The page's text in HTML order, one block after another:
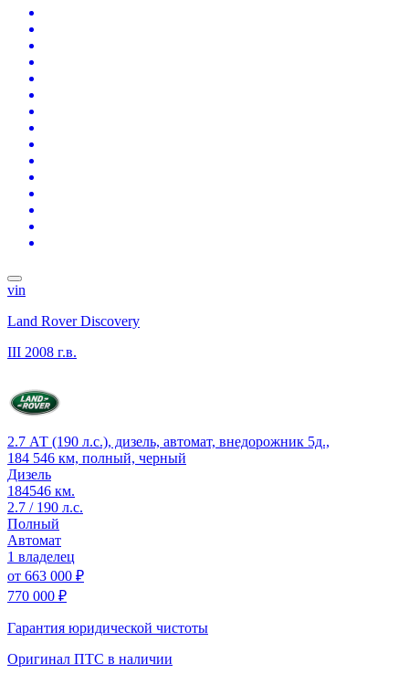
vin
Land Rover Discovery
III 2008 г.в.
2.7 АТ (190 л.с.), дизель, автомат, внедорожник 5д.,
184 546 км, полный, черный
Дизель
184546 км.
2.7 / 190 л.с.
Полный
Автомат
1 владелец
от 663 000 ₽
770 000 ₽
Гарантия юридической чистоты
Оригинал ПТС в наличии